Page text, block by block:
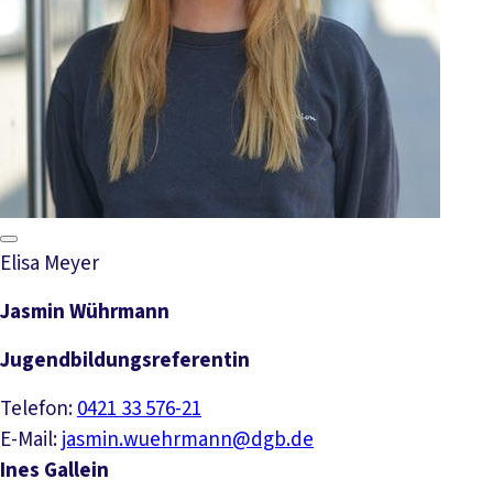
Elisa Meyer
Jasmin Wührmann
Jugendbildungsreferentin
Telefon:0421 33 576-21
E-Mail:jasmin.wuehrmann@dgb.de
Ines Gallein